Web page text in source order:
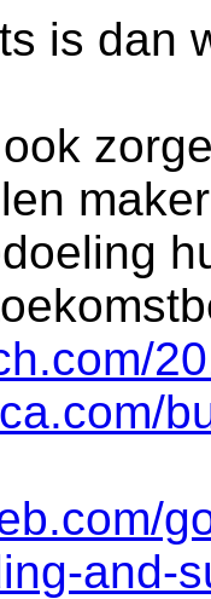
is dan
and-